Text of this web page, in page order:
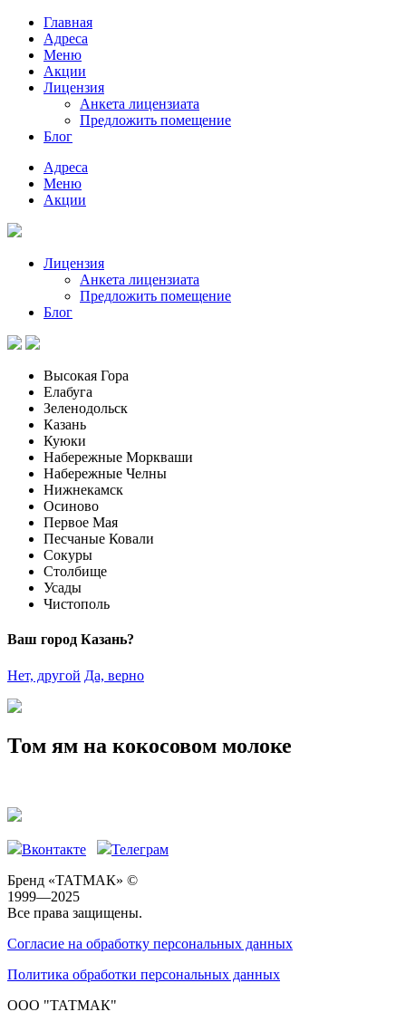
Главная
Адреса
Меню
Акции
Лицензия
Анкета лицензиата
Предложить помещение
Блог
Адреса
Меню
Акции
Лицензия
Анкета лицензиата
Предложить помещение
Блог
Высокая Гора
Елабуга
Зеленодольск
Казань
Куюки
Набережные Моркваши
Набережные Челны
Нижнекамск
Осиново
Первое Мая
Песчаные Ковали
Сокуры
Столбище
Усады
Чистополь
Ваш город Казань?
Нет, другой Да, верно
Том ям на кокосовом молоке
Вконтакте
Телеграм
Бренд «ТАТМАК» ©
1999—2025
Все права защищены.
Согласие на обработку персональных данных
Политика обработки персональных данных
ООО "ТАТМАК"